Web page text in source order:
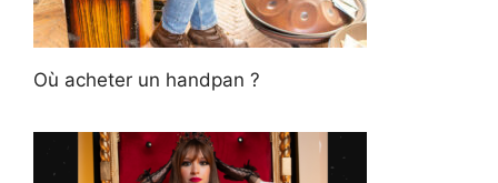
Où acheter un handpan ?